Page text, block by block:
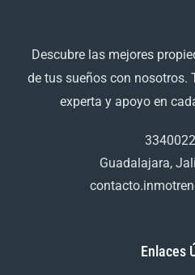
Descubre las mejores
de tus sueños con nosotros.
experta y apoyo en
Guadalajara,
Enlaces